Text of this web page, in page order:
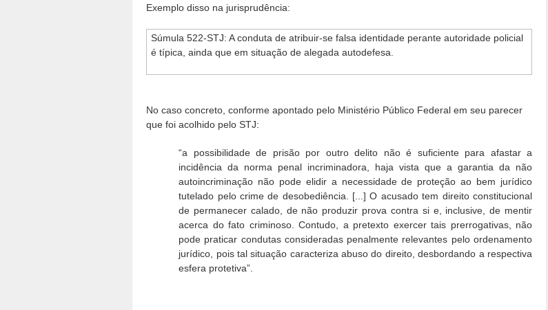
Exemplo disso na jurisprudência:
Súmula 522-STJ: A conduta de atribuir-se falsa identidade perante autoridade policial
é típica, ainda que em situação de alegada autodefesa.
No caso concreto, conforme apontado pelo Ministério Público Federal em seu parecer
que foi acolhido pelo STJ:
“a possibilidade de prisão por outro delito não é suficiente para afastar a
incidência da norma penal incriminadora, haja vista que a garantia da não
autoincriminação não pode elidir a necessidade de proteção ao bem jurídico
tutelado pelo crime de desobediência. [...] O acusado tem direito constitucional
de permanecer calado, de não produzir prova contra si e, inclusive, de mentir
acerca do fato criminoso. Contudo, a pretexto exercer tais prerrogativas, não
pode praticar condutas consideradas penalmente relevantes pelo ordenamento
jurídico, pois tal situação caracteriza abuso do direito, desbordando a respectiva
esfera protetiva”.